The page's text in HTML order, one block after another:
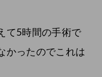
て5時間の手術で
かったのでこれは